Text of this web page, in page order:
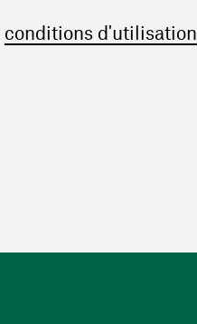
conditions d'utilisation